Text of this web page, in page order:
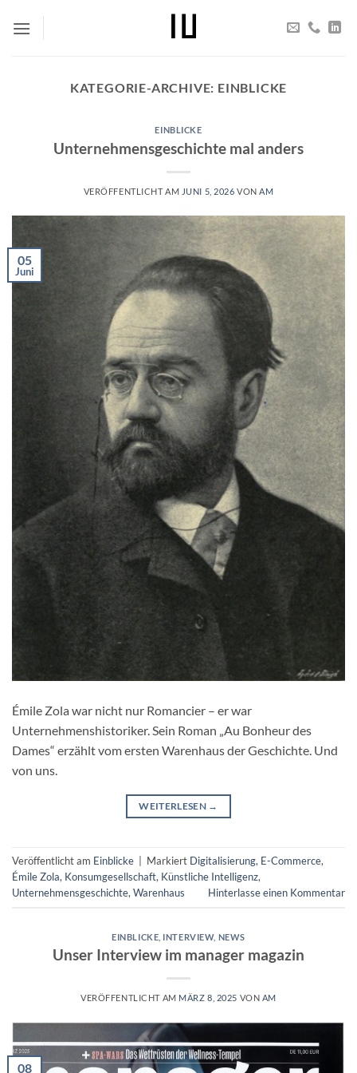
Inhalt
KATEGORIE-ARCHIVE: EINBLICKE
EINBLICKE
Unternehmensgeschichte mal anders
VERÖFFENTLICHT AM JUNI 5, 2026 VON AM
05
Juni
Émile Zola war nicht nur Romancier – er war
Unternehmenshistoriker. Sein Roman „Au Bonheur des
Dames“ erzählt vom ersten Warenhaus der Geschichte. Und
von uns.
WEITERLESEN →
Veröffentlicht am Einblicke Markiert Digitalisierung, E-Commerce,
Émile Zola, Konsumgesellschaft, Künstliche Intelligenz,
Unternehmensgeschichte, Warenhaus Hinterlasse einen Kommentar
EINBLICKE INTERVIEW, NEWS
Unser Interview im manager magazin
VERÖFFENTLICHT AM MÄRZ 8, 2025 VON AM
08